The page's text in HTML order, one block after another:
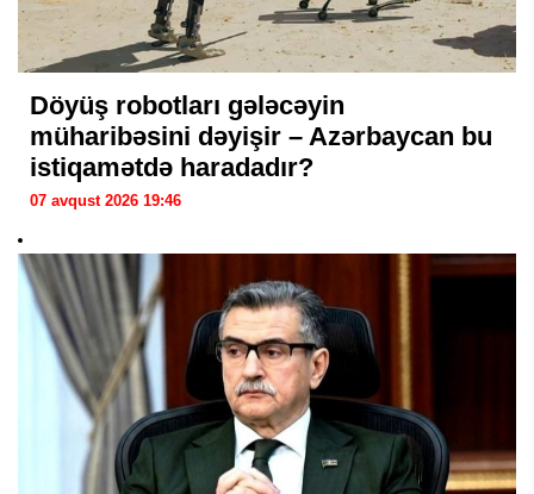
Döyüş robotları gələcəyin
müharibəsini dəyişir – Azərbaycan bu
istiqamətdə haradadır?
07 avqust 2026 19:46